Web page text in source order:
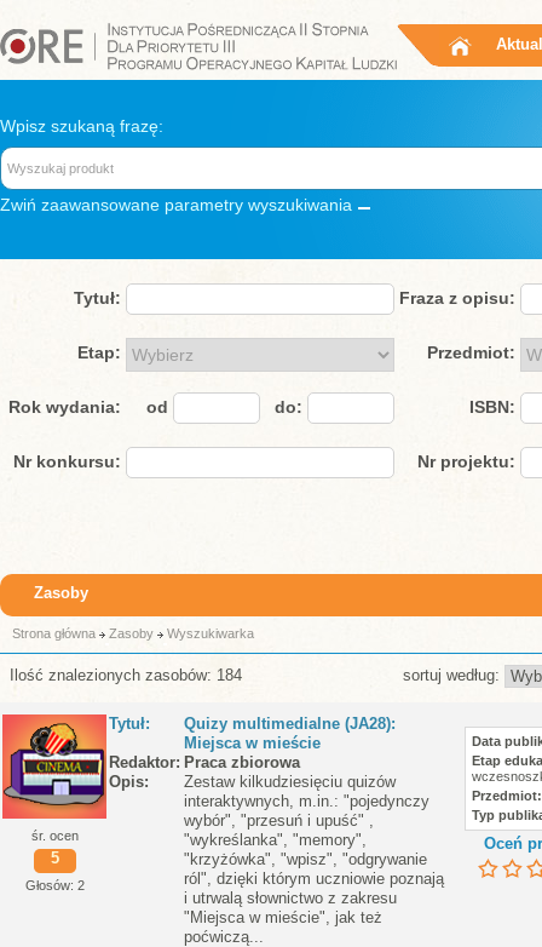
Wpisz szukaną frazę:
Zwiń zaawansowane parametry wyszukiwania
Tytuł: Fraza z opisu:
Etap: Przedmiot:
Rok wydania: od do: ISBN:
Nr konkursu: Nr projektu:
Zasoby
Strona główna Zasoby Wyszukiwarka
Ilość znalezionych zasobów: 184 sortuj według:
śr. ocen
5
Głosów: 2
Tytuł
Quizy multimedialne (JA28):
Miejsca w mieście
Redaktor Praca zbiorowa
Opis
Zestaw kilkudziesięciu quizów
interaktywnych, m.in.: "pojedynczy
wybór", "przesuń i upuść" ,
"wykreślanka", "memory",
"krzyżówka", "wpisz", "odgrywanie
ról", dzięki którym uczniowie poznają
i utrwalą słownictwo z zakresu
"Miejsca w mieście", jak też
poćwiczą...
Data
Etap
Przedmiot
Typ
Oceń